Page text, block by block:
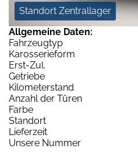
Standort Zentrallager
Allgemeine Daten:
Fahrzeugtyp
Karosserieform
Erst-Zul.
Getriebe
Kilometerstand
Anzahl der Türen
Farbe
Standort
Lieferzeit
Unsere Nummer